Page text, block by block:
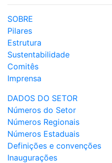
SOBRE
Pilares
Estrutura
Sustentabilidade
Comitês
Imprensa
DADOS DO SETOR
Números do Setor
Números Regionais
Números Estaduais
Definições e convenções
Inaugurações